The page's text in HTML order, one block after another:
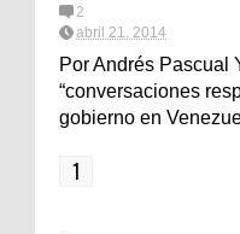
2
abril 21, 2014
Por Andrés Pascual
“conversaciones
gobierno en
1